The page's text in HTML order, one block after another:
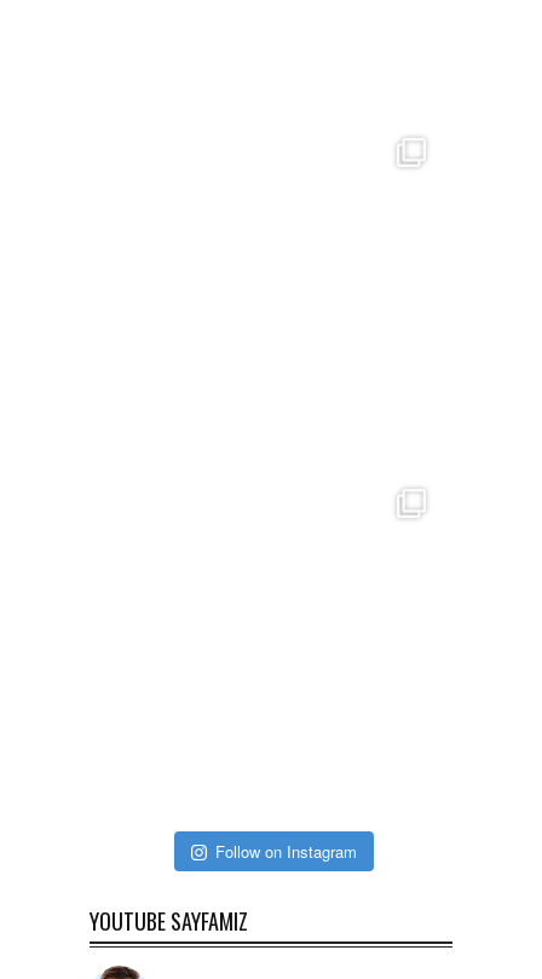
Follow on Instagram
YOUTUBE SAYFAMIZ